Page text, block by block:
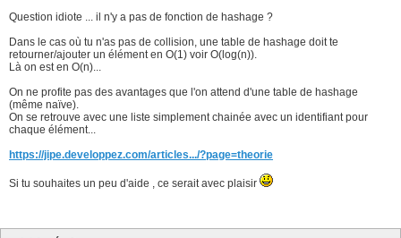
Question idiote ... il n'y a pas de fonction de hashage ?
Dans le cas où tu n'as pas de collision, une table de hashage doit te
retourner/ajouter un élément en O(1) voir O(log(n)).
Là on est en O(n)...
On ne profite pas des avantages que l'on attend d'une table de hashage
(même naïve).
On se retrouve avec une liste simplement chainée avec un identifiant pour
chaque élément...
https://jipe.developpez.com/articles.../?page=theorie
Si tu souhaites un peu d'aide , ce serait avec plaisir